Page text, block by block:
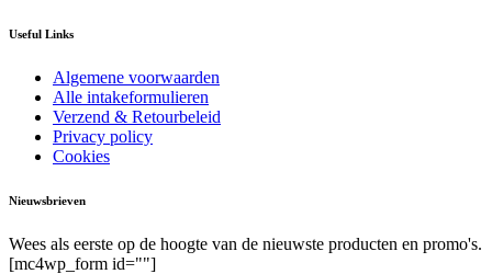
Useful Links
Algemene voorwaarden
Alle intakeformulieren
Verzend & Retourbeleid
Privacy policy
Cookies
Nieuwsbrieven
Wees als eerste op de hoogte van de nieuwste producten en promo's.
[mc4wp_form id=""]